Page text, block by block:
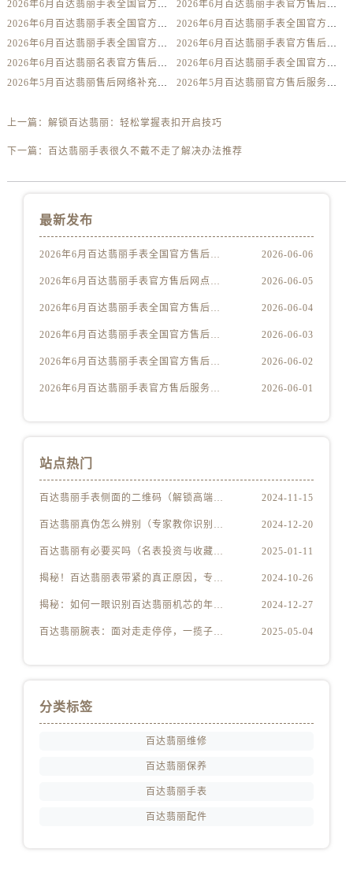
内蒙古自治区赤峰市红山区哈达街售后服务中心（需提前预约）
内蒙古自治区鄂尔多斯市东胜区伊金霍洛街售后服务中心（需提前预约）
内蒙古自治区呼伦贝尔市海拉尔区中央街售后服务中心（需提前预约）
山西省大同市平城区迎宾街售后服务中心（需提前预约）
天津市和平区赤峰道136号天津国际金融中心26层2603室售后服务中心（需提前预约）
安徽省马鞍山市雨山区湖南西路售后服务中心（需提前预约）
2026年6月百达翡丽手表全国官方售后网络地址电话总集
2026年6月百达翡丽手表官方售后网点地址电话集
2026年6月百达翡丽手表全国官方售后网络地址电话权威表
2026年6月百达翡丽手表全国官方售后服务中心联系方式大全
2026年6月百达翡丽手表全国官方售后维修服务新编电话地址权威索引
2026年6月百达翡丽手表官方售后服务中心电话地址权威完整
2026年6月百达翡丽名表官方售后服务中心电话地址权威集
2026年6月百达翡丽手表全国官方售后服务体系电话地址集
2026年5月百达翡丽售后网络补充更新完整版（含网点迁址及新开）
2026年5月百达翡丽官方售后服务点迁移与新增终极快报
上一篇： 解锁百达翡丽：轻松掌握表扣开启技巧
下一篇： 百达翡丽手表很久不戴不走了解决办法推荐
最新发布
2026年6月百达翡丽手表全国官方售后网络地址电话总集 2026-06-06
2026年6月百达翡丽手表官方售后网点地址电话集 2026-06-05
2026年6月百达翡丽手表全国官方售后网络地址电话权威表 2026-06-04
2026年6月百达翡丽手表全国官方售后服务中心联系方式大全 2026-06-03
2026年6月百达翡丽手表全国官方售后维修服务新编电话地址权威索引 2026-06-02
2026年6月百达翡丽手表官方售后服务中心电话地址权威完整 2026-06-01
站点热门
百达翡丽手表侧面的二维码（解锁高端手表隐藏功能指南） 2024-11-15
百达翡丽真伪怎么辨别（专家教你识别手表真假的技巧与步骤） 2024-12-20
百达翡丽有必要买吗（名表投资与收藏的价值分析） 2025-01-11
揭秘！百达翡丽表带紧的真正原因，专业解读不容错过！ 2024-10-26
揭秘：如何一眼识别百达翡丽机芯的年份秘密 2024-12-27
百达翡丽腕表：面对走走停停，一揽子解决技巧大公开！ 2025-05-04
分类标签
百达翡丽维修
百达翡丽保养
百达翡丽手表
百达翡丽配件